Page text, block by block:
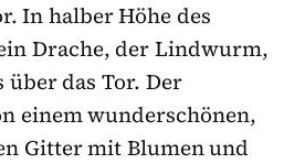
In halber Höhe des
Drache, der Lindwurm,
das Tor. Der
einem wunderschönen,
Gitter mit Blumen und